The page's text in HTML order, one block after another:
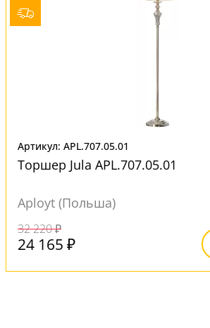
Артикул: APL.707.05.01
Торшер Jula APL.707.05.01
Aployt (Польша)
32 220 ₽
24 165 ₽